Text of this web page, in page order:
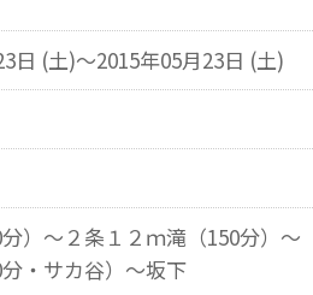
日 (土)～2015年05月23日 (土)
）～２条１２ｍ滝（150分）～
・サカ谷）～坂下